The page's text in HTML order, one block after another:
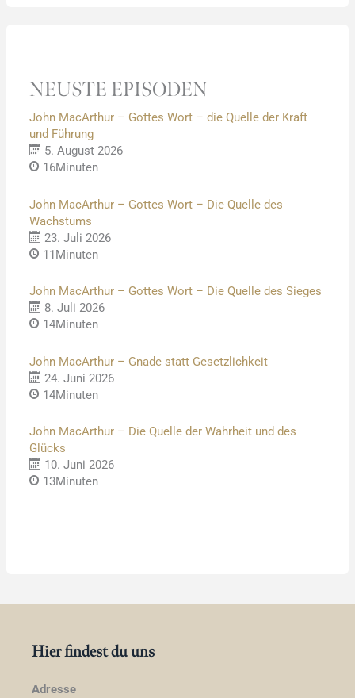
NEUSTE EPISODEN
John MacArthur – Gottes Wort – die Quelle der Kraft
und Führung
5. August 2026
16Minuten
John MacArthur – Gottes Wort – Die Quelle des
Wachstums
23. Juli 2026
11Minuten
John MacArthur – Gottes Wort – Die Quelle des Sieges
8. Juli 2026
14Minuten
John MacArthur – Gnade statt Gesetzlichkeit
24. Juni 2026
14Minuten
John MacArthur – Die Quelle der Wahrheit und des
Glücks
10. Juni 2026
13Minuten
Hier findest du uns
Adresse